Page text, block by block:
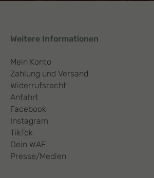
Weitere Informationen
Mein Konto
Zahlung und Versand
Widerrufsrecht
Anfahrt
Facebook
Instagram
TikTok
Dein WAF
Presse/Medien